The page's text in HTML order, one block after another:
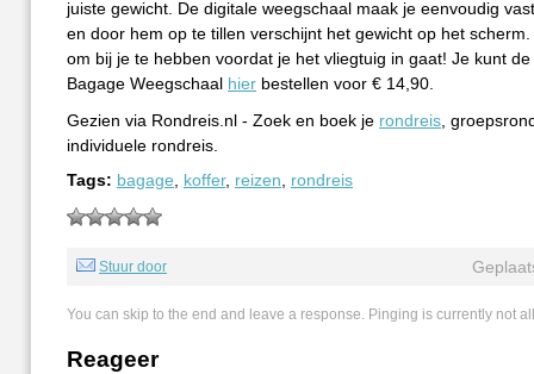
juiste gewicht. De digitale weegschaal maak je eenvoudig
en door hem op te tillen verschijnt het gewicht op het scherm.
om bij je te hebben voordat je het vliegtuig in gaat! Je kunt de
Bagage Weegschaal hier bestellen voor € 14,90.
Gezien via Rondreis.nl - Zoek en boek je rondreis ,
individuele rondreis.
Tags: bagage koffer, reizen rondreis
Stuur door
You can skip to the end and leave a response. Pinging is currently not
Reageer